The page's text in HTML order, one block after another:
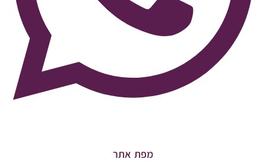
מפת אתר